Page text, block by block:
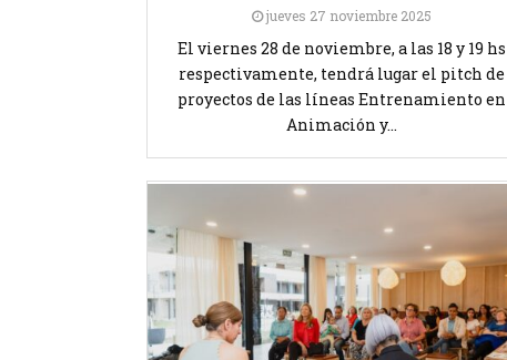
jueves 27 noviembre 2025
El viernes 28 de noviembre, a las 18 y 19 hs
respectivamente, tendrá lugar el pitch de
proyectos de las líneas Entrenamiento en
Animación y...